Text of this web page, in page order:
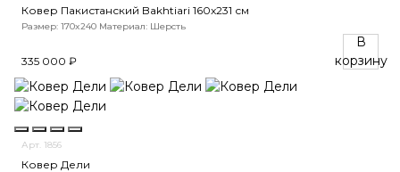
Ковер Пакистанский Bakhtiari 160x231 см
Размер: 170x240 Материал: Шерсть
335 000 ₽
В
корзину
Арт. 1856
Ковер Дели